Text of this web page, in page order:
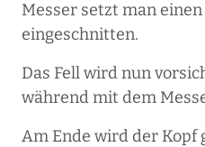
Messer setzt man
eingeschnitten.
Das Fell wird nun
während mit dem
Am Ende wird der Kopf